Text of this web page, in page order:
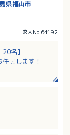
県福山市
求人No.64192
名】
せします！